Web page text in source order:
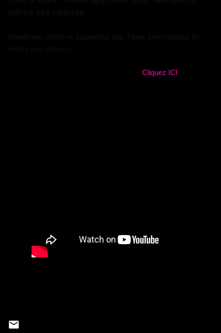
Cliquez ICI